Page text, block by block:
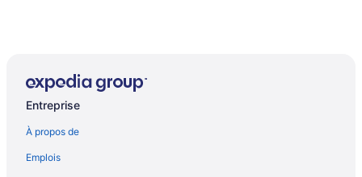
Entreprise
À propos de
Emplois